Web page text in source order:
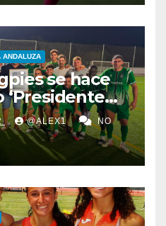
ANDALUZA
se hace
‘Presidente
ante AD
juvenil del
@ALEX1 NO